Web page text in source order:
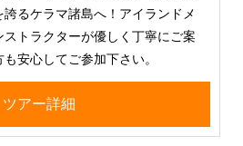
るケラマ諸島へ！アイランドメ
ストラクターが優しく丁寧にご案
安心してご参加下さい。
ツアー詳細